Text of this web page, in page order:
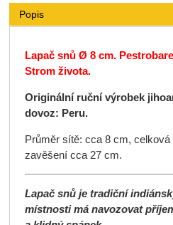
Popis
Lapač snů Ø 8 cm.
Strom života.
Originální ruční výrobek
dovoz: Peru.
Průměr sítě: cca 8 cm,
zavěšení cca 27 cm.
Lapač snů je tradiční
místnosti má navozovat